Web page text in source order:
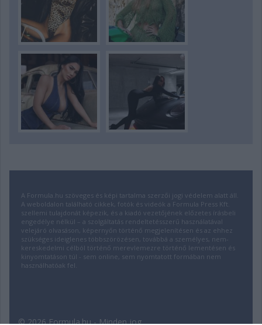
A Formula.hu szöveges és képi tartalma szerzői jogi védelem alatt áll.
A weboldalon található cikkek, fotók és videók a Formula Press Kft.
szellemi tulajdonát képezik, és a kiadó vezetőjének előzetes írásbeli
engedélye nélkül – a szolgáltatás rendeltetésszerű használatával
velejáró olvasáson, képernyőn történő megjelenítésen és az ehhez
szükséges ideiglenes többszörözésen, továbbá a személyes, nem-
kereskedelmi célból történő merevlemezre történő lementésen és
kinyomtatáson túl - sem online, sem nyomtatott formában nem
használhatóak fel.
© 2026 Formula.hu - Minden jog